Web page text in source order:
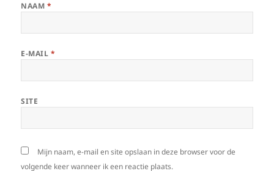
NAAM *
E-MAIL *
SITE
Mijn naam, e-mail en site opslaan in deze browser voor de
volgende keer wanneer ik een reactie plaats.